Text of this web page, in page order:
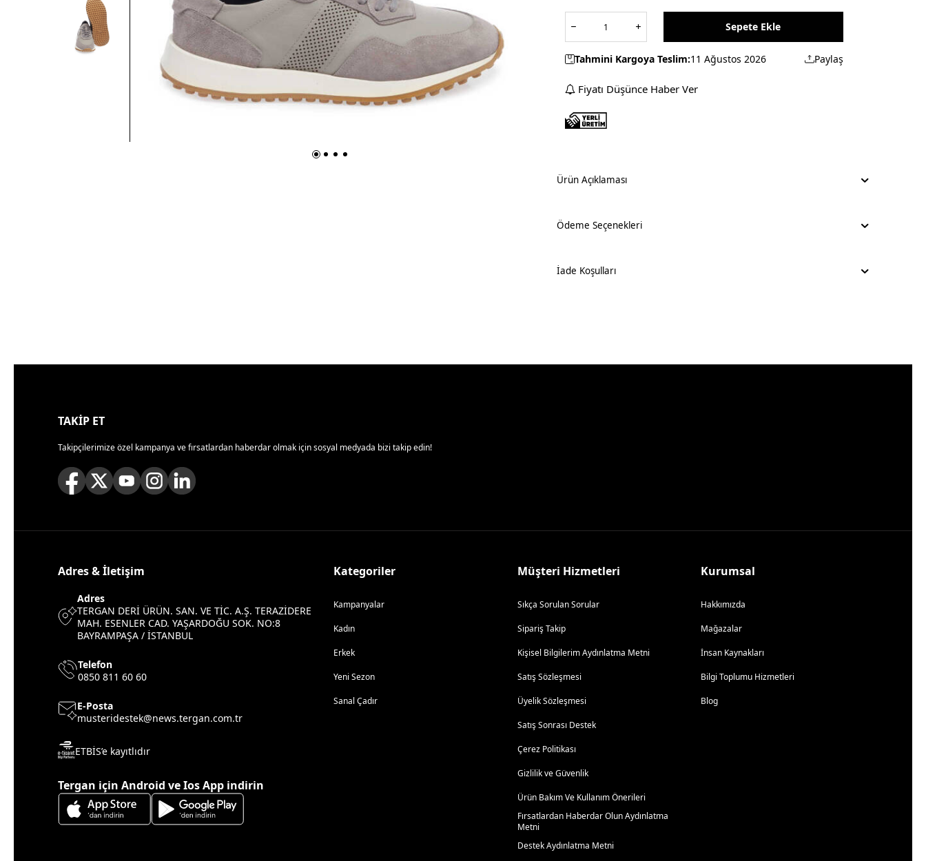
Sepete Ekle
Tahmini Kargoya Teslim:11 Ağustos 2026 Paylaş
Fiyatı Düşünce Haber Ver
Ürün Açıklaması
Ödeme Seçenekleri
İade Koşulları
TAKİP ET
Takipçilerimize özel kampanya ve fırsatlardan haberdar olmak için sosyal medyada bizi takip edin!
Adres & İletişim
Adres
TERGAN DERİ ÜRÜN. SAN. VE TİC. A.Ş. TERAZİDERE
MAH. ESENLER CAD. YAŞARDOĞU SOK. NO:8
BAYRAMPAŞA / İSTANBUL
Telefon
0850 811 60 60
E-Posta
musteridestek@news.tergan.com.tr
ETBİS’e kayıtlıdır
Tergan için Android ve Ios App indirin
Kategoriler
Kampanyalar
Kadın
Erkek
Yeni Sezon
Sanal Çadır
Müşteri Hizmetleri
Sıkça Sorulan Sorular
Sipariş Takip
Kişisel Bilgilerim Aydınlatma Metni
Satış Sözleşmesi
Üyelik Sözleşmesi
Satış Sonrası Destek
Çerez Politikası
Gizlilik ve Güvenlik
Ürün Bakım Ve Kullanım Önerileri
Fırsatlardan Haberdar Olun Aydınlatma
Metni
Destek Aydınlatma Metni
Kurumsal
Hakkımızda
Mağazalar
İnsan Kaynakları
Bilgi Toplumu Hizmetleri
Blog